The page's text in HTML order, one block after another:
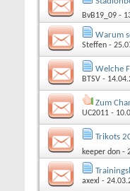
BvB19_09 -
Warum
Steffen -
Welche
BTSV -
Zum
UC2011 -
Trikots
keeper don -
axexl -